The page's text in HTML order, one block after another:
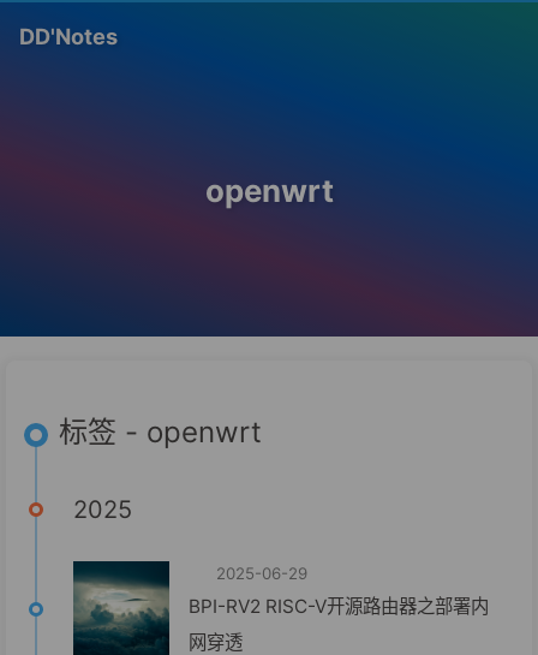
DD'Notes
openwrt
标签 - openwrt
2025
2025-06-29
BPI-RV2 RISC-V开源路由器之部署内
网穿透